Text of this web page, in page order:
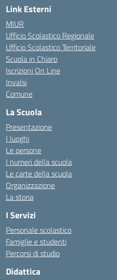
Link Esterni
MIUR
Ufficio Scolastico Regionale
Ufficio Scolastico Territoriale
Scuola in Chiaro
Iscrizioni On Line
Invalsi
Comune
La Scuola
Presentazione
I luoghi
Le persone
I numeri della scuola
Le carte della scuola
Organizzazione
La storia
I Servizi
Personale scolastico
Famiglie e studenti
Percorsi di studio
Didattica